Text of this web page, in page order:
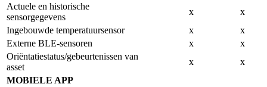
Actuele en historische
sensorgegevens
x
x
Ingebouwde temperatuursensor
x
x
Externe BLE-sensoren
x
x
Oriëntatiestatus/gebeurtenissen van
asset
x
x
MOBIELE APP